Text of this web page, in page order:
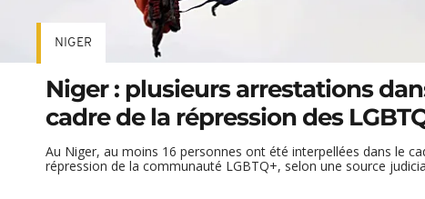
NIGER
Niger : plusieurs arrestations
cadre de la répression des
Au Niger, au moins 16 personnes ont été interpellées dans le
répression de la communauté LGBTQ+, selon une source